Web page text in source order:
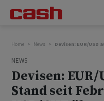
Home News Devisen: EUR/USD
NEWS
Devisen:
Stand seit